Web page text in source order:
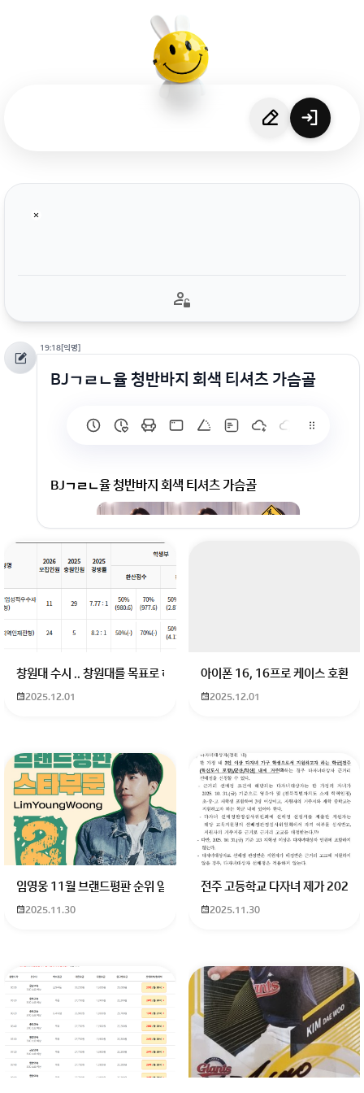
19:18[익명]
BJㄱㄹㄴ율 청반바지 회색 티셔츠 가슴골
BJㄱㄹㄴ율 청반바지 회색 티셔츠 가슴골
창원대 수시 .. 창원대를 목표로 하고 있는 09년생입니다 지금 제 내신이 5
2025.12.01
아이폰 16, 16프로 케이스 호환
2025.12.01
임영웅 11월 브랜드평판 순위 알고싶어요 임영웅 11월 브랜드평판에서
2025.11.30
전주 고등학교 다자녀 제가 2027
2025.11.30